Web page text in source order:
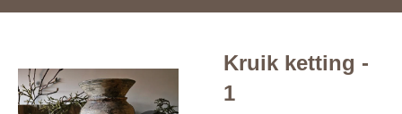
Kruik ketting -
1